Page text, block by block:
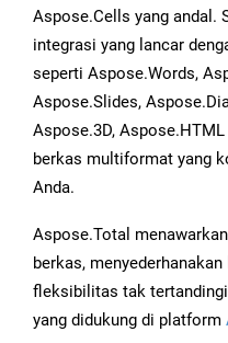
Aspose.Cells yang andal.
integrasi yang lancar
seperti Aspose.Words,
Aspose.Slides,
Aspose.3D,
berkas multiformat yang
Anda.
Aspose.Total
berkas,
fleksibilitas tak
yang didukung di platform